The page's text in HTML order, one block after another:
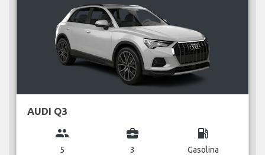
AUDI Q3
group
5
business_center
3
local_gas_station
Gasolina